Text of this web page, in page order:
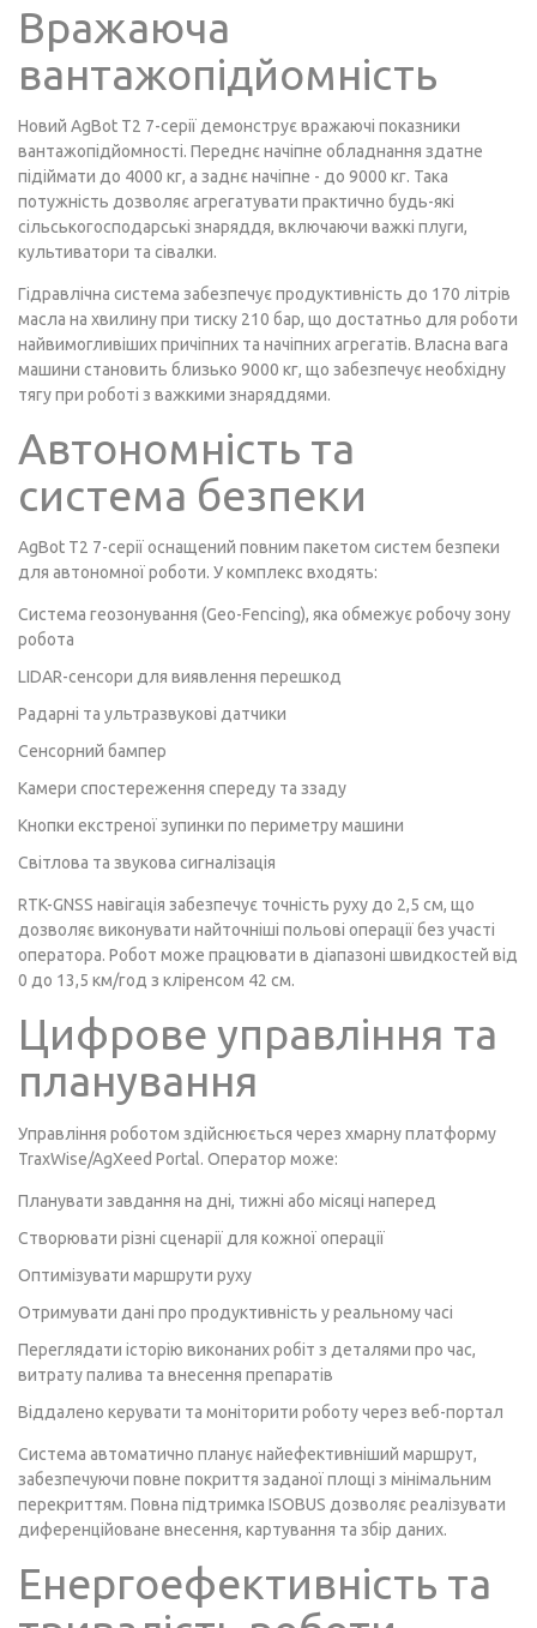
Вражаюча
вантажопідйомність
Новий AgBot T2 7-серії демонструє вражаючі показники
вантажопідйомності. Переднє начіпне обладнання здатне
підіймати до 4000 кг, а заднє начіпне - до 9000 кг. Така
потужність дозволяє агрегатувати практично будь-які
сільськогосподарські знаряддя, включаючи важкі плуги,
культиватори та сівалки.
Гідравлічна система забезпечує продуктивність до 170 літрів
масла на хвилину при тиску 210 бар, що достатньо для роботи
найвимогливіших причіпних та начіпних агрегатів. Власна вага
машини становить близько 9000 кг, що забезпечує необхідну
тягу при роботі з важкими знаряддями.
Автономність та
система безпеки
AgBot T2 7-серії оснащений повним пакетом систем безпеки
для автономної роботи. У комплекс входять:
Система геозонування (Geo-Fencing), яка обмежує робочу зону
робота
LIDAR-сенсори для виявлення перешкод
Радарні та ультразвукові датчики
Сенсорний бампер
Камери спостереження спереду та ззаду
Кнопки екстреної зупинки по периметру машини
Світлова та звукова сигналізація
RTK-GNSS навігація забезпечує точність руху до 2,5 см, що
дозволяє виконувати найточніші польові операції без участі
оператора. Робот може працювати в діапазоні швидкостей від
0 до 13,5 км/год з кліренсом 42 см.
Цифрове управління та
планування
Управління роботом здійснюється через хмарну платформу
TraxWise/AgXeed Portal. Оператор може:
Планувати завдання на дні, тижні або місяці наперед
Створювати різні сценарії для кожної операції
Оптимізувати маршрути руху
Отримувати дані про продуктивність у реальному часі
Переглядати історію виконаних робіт з деталями про час,
витрату палива та внесення препаратів
Віддалено керувати та моніторити роботу через веб-портал
Система автоматично планує найефективніший маршрут,
забезпечуючи повне покриття заданої площі з мінімальним
перекриттям. Повна підтримка ISOBUS дозволяє реалізувати
диференційоване внесення, картування та збір даних.
Енергоефективність та